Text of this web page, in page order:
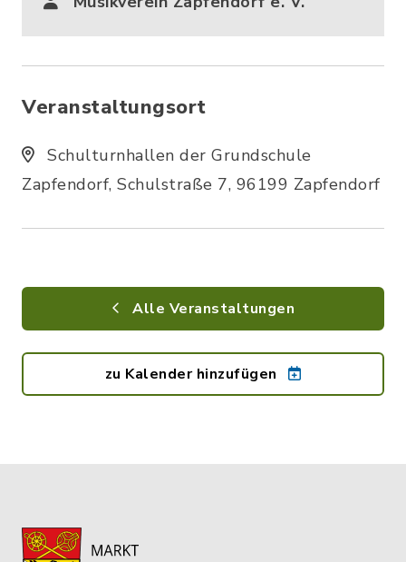
Veranstaltungsort
Schulturnhallen der Grundschule
Zapfendorf, Schulstraße 7, 96199 Zapfendorf
Alle Veranstaltungen
zu Kalender hinzufügen